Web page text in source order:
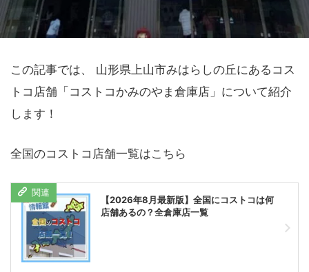
この記事では、 山形県上山市みはらしの丘にあるコス
トコ店舗「コストコかみのやま倉庫店」について紹介
します！
全国のコストコ店舗一覧はこちら
【2026年8月最新版】全国にコストコは何
店舗あるの？全倉庫店一覧